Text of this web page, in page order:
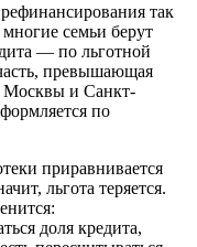
так
семьи берут
— по льготной
превышающая
Москвы и Санкт-
по
приравнивается
льгота теряется.
доля кредита,